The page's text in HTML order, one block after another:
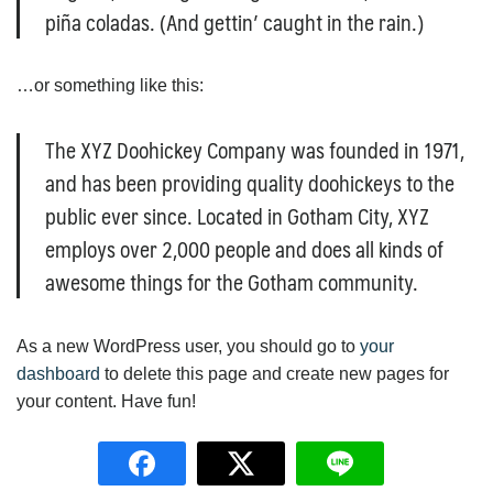
ดาวน์โหลดเอกสารเพิ่มเติม
ติดต่อเรา
ทุนวิจัย
(เพิ่มเติม) 3 ประเภท
ทุนของคณะวิจิตรศิลป์ ปีงบประมาณ 2565
piña coladas. (And gettin’ caught in the rain.)
…or something like this:
The XYZ Doohickey Company was founded in 1971,
and has been providing quality doohickeys to the
public ever since. Located in Gotham City, XYZ
employs over 2,000 people and does all kinds of
awesome things for the Gotham community.
As a new WordPress user, you should go to your
dashboard to delete this page and create new pages for
your content. Have fun!